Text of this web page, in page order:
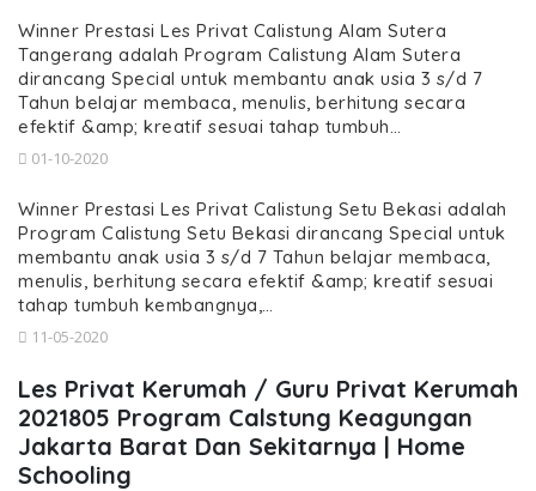
Winner Prestasi Les Privat Calistung Alam Sutera
Tangerang adalah Program Calistung Alam Sutera
dirancang Special untuk membantu anak usia 3 s/d 7
Tahun belajar membaca, menulis, berhitung secara
efektif &amp; kreatif sesuai tahap tumbuh…
01-10-2020
Winner Prestasi Les Privat Calistung Setu Bekasi adalah
Program Calistung Setu Bekasi dirancang Special untuk
membantu anak usia 3 s/d 7 Tahun belajar membaca,
menulis, berhitung secara efektif &amp; kreatif sesuai
tahap tumbuh kembangnya,…
11-05-2020
Les Privat Kerumah / Guru Privat Kerumah
2021805 Program Calstung Keagungan
Jakarta Barat Dan Sekitarnya | Home
Schooling